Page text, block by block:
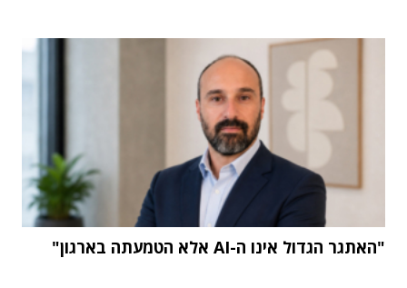
"האתגר הגדול אינו ה-AI אלא הטמעתה בארגון"